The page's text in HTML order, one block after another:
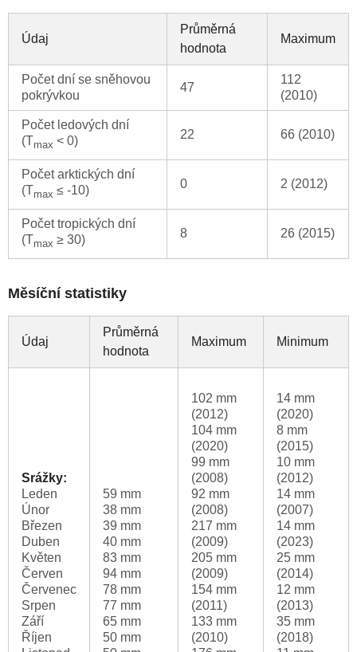
Údaj
Průměrná
hodnota
Maximum
Počet dní se sněhovou
pokrývkou
47
112
(2010)
Počet ledových dní
(Tmax < 0) 22 66 (2010)
Počet arktických dní
(Tmax ≤ -10) 0 2 (2012)
Počet tropických dní
(Tmax ≥ 30) 8 26 (2015)
Měsíční statistiky
Údaj
Průměrná
hodnota
Maximum Minimum
Srážky:
Leden
Únor
Březen
Duben
Květen
Červen
Červenec
Srpen
Září
Říjen
59 mm
38 mm
39 mm
40 mm
83 mm
94 mm
78 mm
77 mm
65 mm
50 mm
102 mm
(2012)
104 mm
(2020)
99 mm
(2008)
92 mm
(2008)
217 mm
(2009)
205 mm
(2009)
154 mm
(2011)
133 mm
(2010)
14 mm
(2020)
8 mm
(2015)
10 mm
(2012)
14 mm
(2007)
14 mm
(2023)
25 mm
(2014)
12 mm
(2013)
35 mm
(2018)